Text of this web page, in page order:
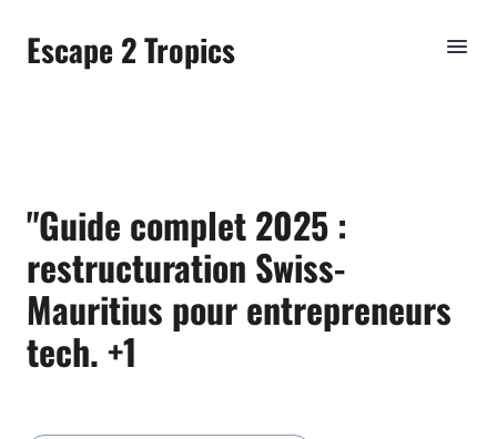
Escape 2 Tropics
"Guide complet 2025 :
restructuration Swiss-
Mauritius pour entrepreneurs
tech. +1